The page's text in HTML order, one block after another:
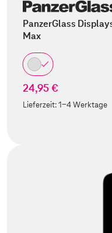
PanzerGlass
Max
24,95 €
Lieferzeit:1-4 Werktage